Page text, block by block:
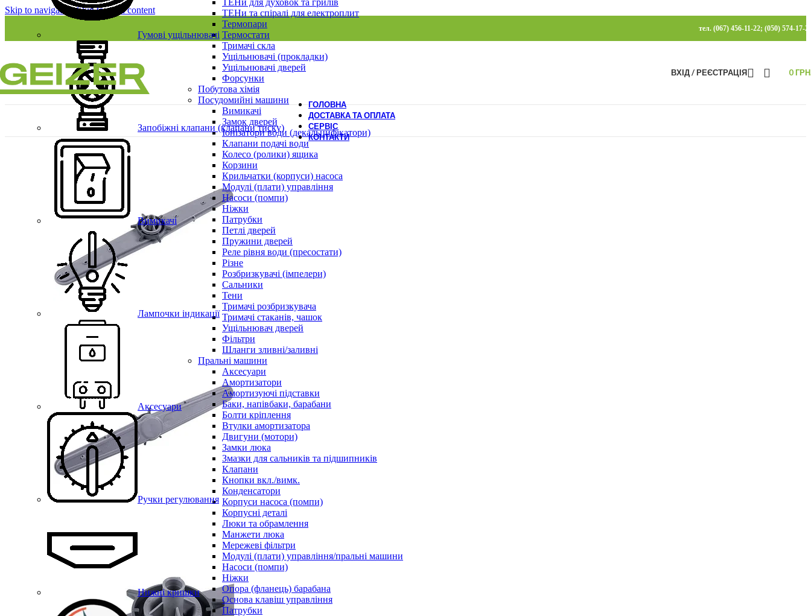
Skip to navigationSkip to main content
тел. (067) 456-11-22; (050) 574-17-
ТЕНи та спіралі для електроплит
Термопари
Термостати
Тримачі скла
Ущільнювачі (прокладки)
Ущільнювачі дверей
Форсунки
Побутова хімія
Посудомийні машини
Вимикачі
Замок дверей
Іонізатори води (декальцифікатори)
Клапани подачі води
Колесо (ролики) ящика
Корзини
Крильчатки (корпуси) насоса
Модулі (плати) управління
Насоси (помпи)
Ніжки
Патрубки
Петлі дверей
Пружини дверей
Реле рівня води (пресостати)
Різне
Розбризкувачі (імпелери)
Сальники
Тени
Тримачі розбризкувача
Тримачі стаканів, чашок
Ущільнювач дверей
Фільтри
Шланги зливні/заливні
Пральні машини
Аксесуари
Амортизатори
Амортизуючі підставки
Баки, напівбаки, барабани
Болти кріплення
Втулки амортизатора
Двигуни (мотори)
Замки люка
Змазки для сальників та підшипників
Клапани
Кнопки вкл./вимк.
Конденсатори
Корпуси насоса (помпи)
Корпусні деталі
Люки та обрамлення
Манжети люка
Мережеві фільтри
Модулі (плати) управління/пральні машини
Насоси (помпи)
Ніжки
Опора (фланець) барабана
Основа клавіш управління
Патрубки
ВХІД / РЕЄСТРАЦІЯ 0
Гумові ущільнювачі
Запобіжні клапани (клапани тиску)
Вимикачі
Лампочки індикації
Аксесуари
Ручки регулювання
Нижні кришки
ГОЛОВНА
ДОСТАВКА ТА ОПЛАТА
СЕРВІС
КОНТАКТИ